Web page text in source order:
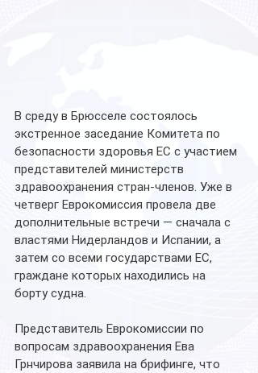
В среду в Брюсселе состоялось
экстренное заседание Комитета по
безопасности здоровья ЕС с участием
представителей министерств
здравоохранения стран-членов. Уже в
четверг Еврокомиссия провела две
дополнительные встречи — сначала с
властями Нидерландов и Испании, а
затем со всеми государствами ЕС,
граждане которых находились на
борту судна.
Представитель Еврокомиссии по
вопросам здравоохранения Ева
Грнчирова заявила на брифинге, что